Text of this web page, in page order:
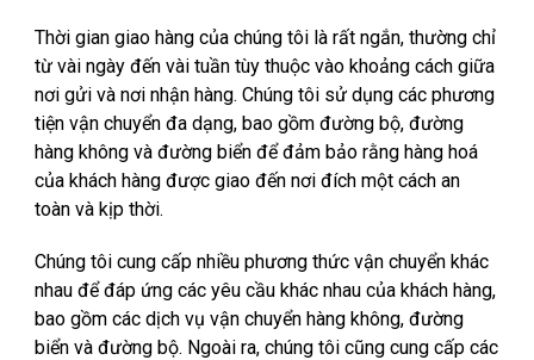
Thời gian giao hàng của chúng tôi là rất ngắn, thường chỉ
từ vài ngày đến vài tuần tùy thuộc vào khoảng cách giữa
nơi gửi và nơi nhận hàng. Chúng tôi sử dụng các phương
tiện vận chuyển đa dạng, bao gồm đường bộ, đường
hàng không và đường biển để đảm bảo rằng hàng hoá
của khách hàng được giao đến nơi đích một cách an
toàn và kịp thời.
Chúng tôi cung cấp nhiều phương thức vận chuyển khác
nhau để đáp ứng các yêu cầu khác nhau của khách hàng,
bao gồm các dịch vụ vận chuyển hàng không, đường
biển và đường bộ. Ngoài ra, chúng tôi cũng cung cấp các